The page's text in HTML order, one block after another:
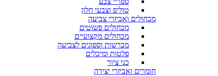
טוליפ וצבעי חלון
מכחולים ואביזרי צביעה
מכחולים פשוטים
מכחולים מקצועיים
מברשות וספוגים לצביעה
פלטות ומיכלים
כני ציור
חומרים ואביזרי יצירה